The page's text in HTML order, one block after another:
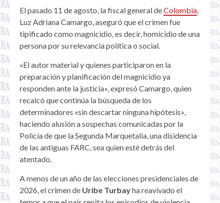
El pasado 11 de agosto, la fiscal general deColombia,
Luz Adriana Camargo, aseguró que el crimen fue
tipificado como magnicidio, es decir, homicidio de una
persona por su relevancia política o social.
«El autor material y quienes participaron en la
preparación y planificación del magnicidio ya
responden ante la justicia», expresó Camargo, quien
recalcó que continúa la búsqueda de los
determinadores «sin descartar ninguna hipótesis»,
haciendo alusión a sospechas comunicadas por la
Policía de que la Segunda Marquetalia, una disidencia
de las antiguas FARC, sea quien esté detrás del
atentado.
A menos de un año de las elecciones presidenciales de
2026, el crimen de Uribe Turbayha reavivado el